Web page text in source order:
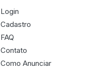
Login
Cadastro
FAQ
Contato
Como Anunciar